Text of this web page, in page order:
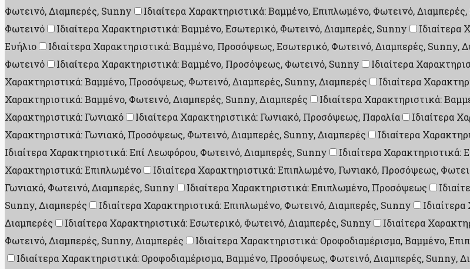
Φωτεινό, Διαμπερές, Sunny
Ιδιαίτερα Χαρακτηριστικά: Βαμμένο, Επιπλωμένο, Φωτεινό,
Φωτεινό
Ιδιαίτερα Χαρακτηριστικά: Βαμμένο, Εσωτερικό, Φωτεινό, Διαμπερές, Sunny
Ευήλιο
Ιδιαίτερα Χαρακτηριστικά: Βαμμένο, Προσόψεως, Εσωτερικό, Φωτεινό, Διαμπερές, Sunny,
Φωτεινό
Ιδιαίτερα Χαρακτηριστικά: Βαμμένο, Προσόψεως, Φωτεινό, Sunny Ιδιαίτερα
Χαρακτηριστικά: Βαμμένο, Προσόψεως, Φωτεινό, Διαμπερές, Sunny, Διαμπερές
Ιδιαίτερα
Χαρακτηριστικά: Βαμμένο, Φωτεινό, Διαμπερές, Sunny, Διαμπερές
Ιδιαίτερα Χαρακτηριστικά:
Χαρακτηριστικά: Γωνιακό
Ιδιαίτερα Χαρακτηριστικά: Γωνιακό, Προσόψεως, Παραλία Ιδιαίτερα
Χαρακτηριστικά: Γωνιακό, Προσόψεως, Φωτεινό, Διαμπερές, Sunny, Διαμπερές
Ιδιαίτερα
Ιδιαίτερα Χαρακτηριστικά: Επί Λεωφόρου, Φωτεινό, Διαμπερές, Sunny
Ιδιαίτερα
Χαρακτηριστικά: Επιπλωμένο
Ιδιαίτερα Χαρακτηριστικά: Επιπλωμένο, Γωνιακό, Προσόψεως,
Γωνιακό, Φωτεινό, Διαμπερές, Sunny
Ιδιαίτερα Χαρακτηριστικά: Επιπλωμένο, Προσόψεως
Sunny, Διαμπερές
Ιδιαίτερα Χαρακτηριστικά: Επιπλωμένο, Φωτεινό, Διαμπερές, Sunny
Διαμπερές
Ιδιαίτερα Χαρακτηριστικά: Εσωτερικό, Φωτεινό, Διαμπερές, Sunny
Ιδιαίτερα
Φωτεινό, Διαμπερές, Sunny, Διαμπερές
Ιδιαίτερα Χαρακτηριστικά: Οροφοδιαμέρισμα, Βαμμένο,
Ιδιαίτερα Χαρακτηριστικά: Οροφοδιαμέρισμα, Βαμμένο, Προσόψεως, Φωτεινό, Διαμπερές, Sunny,